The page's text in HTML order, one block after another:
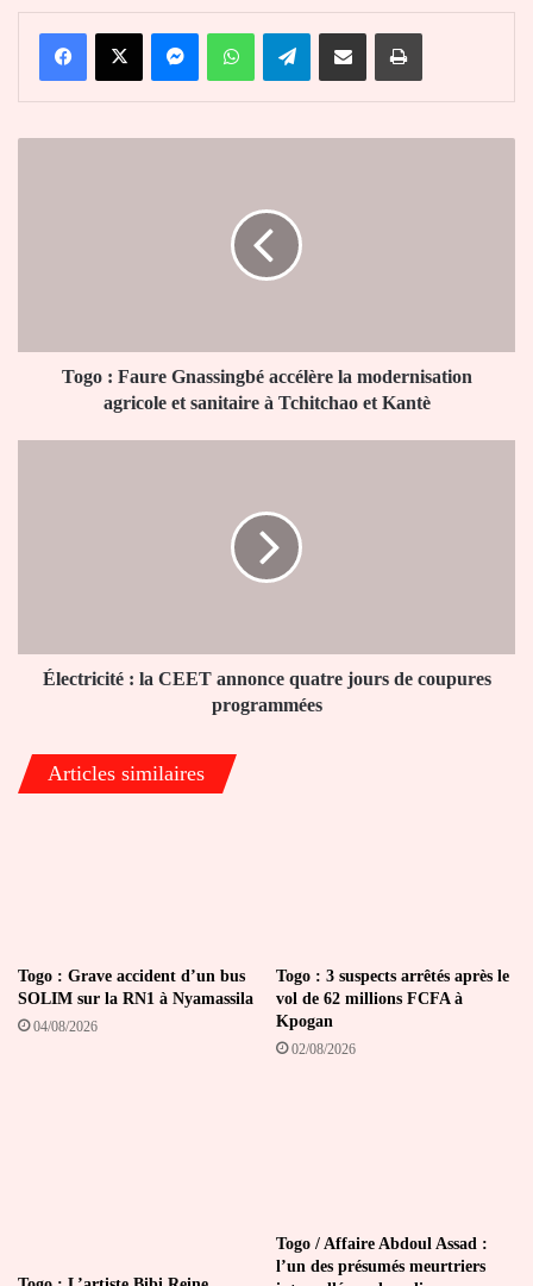
FacebookX MessengerWhatsAppTelegramPartager par email Imprimer
et
sanitaireTogo : Faure Gnassingbé accélère la modernisation
agricole et sanitaire à Tchitchao et Kantè
coupures
programmées
Électricité : la CEET annonce quatre jours de coupures
programmées
Articles similaires
Togo : Grave accident d’un bus
SOLIM sur la RN1 à Nyamassila
04/08/2026
Togo : 3 suspects arrêtés après le
vol de 62 millions FCFA à
Kpogan
02/08/2026
Togo / Affaire Abdoul Assad :
l’un des présumés meurtriers